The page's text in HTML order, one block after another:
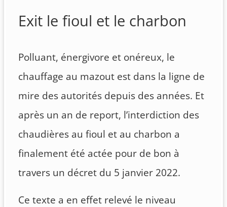
Exit le fioul et le charbon
Polluant, énergivore et onéreux, le
chauffage au mazout est dans la ligne de
mire des autorités depuis des années. Et
après un an de report, l’interdiction des
chaudières au fioul et au charbon a
finalement été actée pour de bon à
travers un décret du 5 janvier 2022.
Ce texte a en effet relevé le niveau